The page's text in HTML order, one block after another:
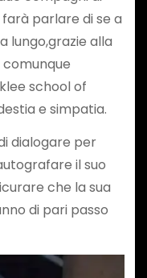
parlare di se a
lungo,grazie alla
school of
e simpatia.
dialogare per
il suo
che la sua
di pari passo